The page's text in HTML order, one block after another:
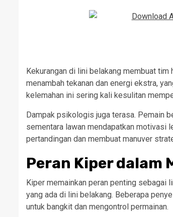
Kekurangan di lini belakang membuat
menambah tekanan dan energi ekstra,
kelemahan ini sering kali kesulitan
Dampak psikologis juga terasa. Pemain
sementara lawan mendapatkan motivasi
pertandingan dan membuat manuver
Peran Kiper dalam
Kiper memainkan peran penting sebagai
yang ada di lini belakang. Beberapa
untuk bangkit dan mengontrol permainan.